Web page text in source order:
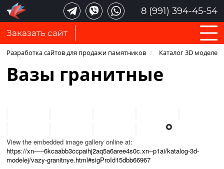
8 (991) 394-45-54
Заказать сайт
Разработка сайтов для продажи памятников / Каталог 3D моделей
Вазы гранитные
View the embedded image gallery online at:
https://xn-----6kcaabb3ccpaihj2aq5a6aree4s0c.xn--p1ai/katalog-3d-
modelej/vazy-granitnye.html#sigProId15dbb66967